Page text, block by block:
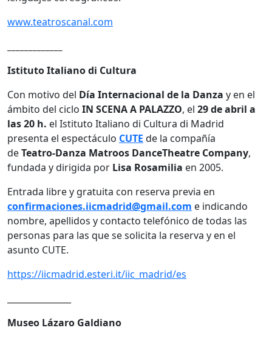
www.teatroscanal.com
Istituto Italiano di Cultura
Con motivo del Día Internacional de la Danza y en el
ámbito del ciclo IN SCENA A PALAZZO, el 29 de abril a
las 20 h. el Istituto Italiano di Cultura di Madrid
presenta el espectáculo CUTE de la compañía
deTeatro-Danza Matroos DanceTheatre Company,
fundada y dirigida por Lisa Rosamilia en 2005.
Entrada libre y gratuita con reserva previa en
confirmaciones.iicmadrid@gmail.com e indicando
nombre, apellidos y contacto telefónico de todas las
personas para las que se solicita la reserva y en el
asunto CUTE.
https://iicmadrid.esteri.it/iic_madrid/es
Museo Lázaro Galdiano